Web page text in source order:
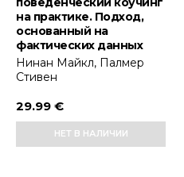
на практике. Подход,
основанный на
фактических данных
Нинан Майкл, Палмер
Стивен
29.99 €
НЕТ В НАЛИЧИИ